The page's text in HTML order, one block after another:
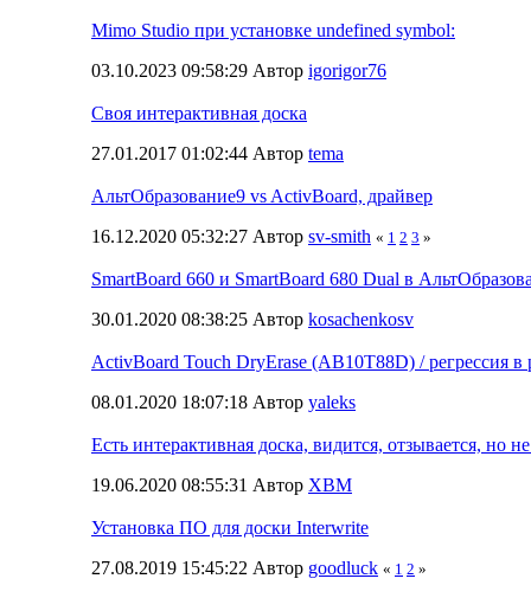
Mimo Studio при установке undefined symbol:
03.10.2023 09:58:29 Автор igorigor76
Своя интерактивная доска
27.01.2017 01:02:44 Автор tema
АльтОбразование9 vs ActivBoard, драйвер
16.12.2020 05:32:27 Автор sv-smith « 1 2 3 »
SmartBoard 660 и SmartBoard 680 Dual в
30.01.2020 08:38:25 Автор kosachenkosv
ActivBoard Touch DryErase (AB10T88D) / регрессия в
08.01.2020 18:07:18 Автор yaleks
Есть интерактивная доска, видится, отзывается, но
19.06.2020 08:55:31 Автор XBM
Установка ПО для доски Interwrite
27.08.2019 15:45:22 Автор goodluck « 1 2 »